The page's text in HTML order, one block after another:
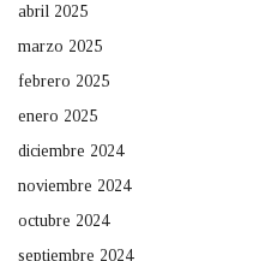
abril 2025
marzo 2025
febrero 2025
enero 2025
diciembre 2024
noviembre 2024
octubre 2024
septiembre 2024